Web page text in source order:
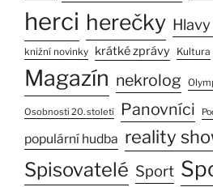
herci herečky
knižní novinky krátké zprávy Kultura
Magazín nekrolog
Osobnosti 20. století Panovníci
populární hudba reality
Spisovatelé Sport